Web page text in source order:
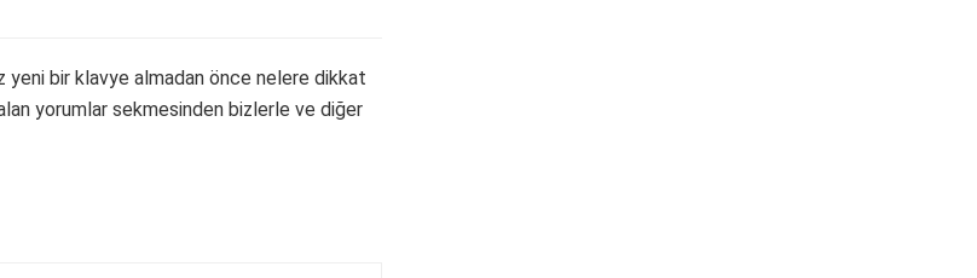
bir klavye almadan önce nelere dikkat
yorumlar sekmesinden bizlerle ve diğer